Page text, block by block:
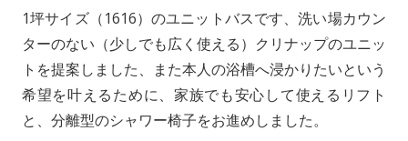
1坪サイズ（1616）のユニットバスです、洗い場カウン
ターのない（少しでも広く使える）クリナップのユニッ
トを提案しました、また本人の浴槽へ浸かりたいという
希望を叶えるために、家族でも安心して使えるリフト
と、分離型のシャワー椅子をお進めしました。